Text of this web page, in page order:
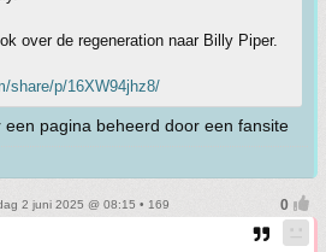
over de regeneration naar Billy Piper.
share/p/16XW94jhz8/
een pagina beheerd door een fansite
2 juni 2025 @ 08:15 • 169